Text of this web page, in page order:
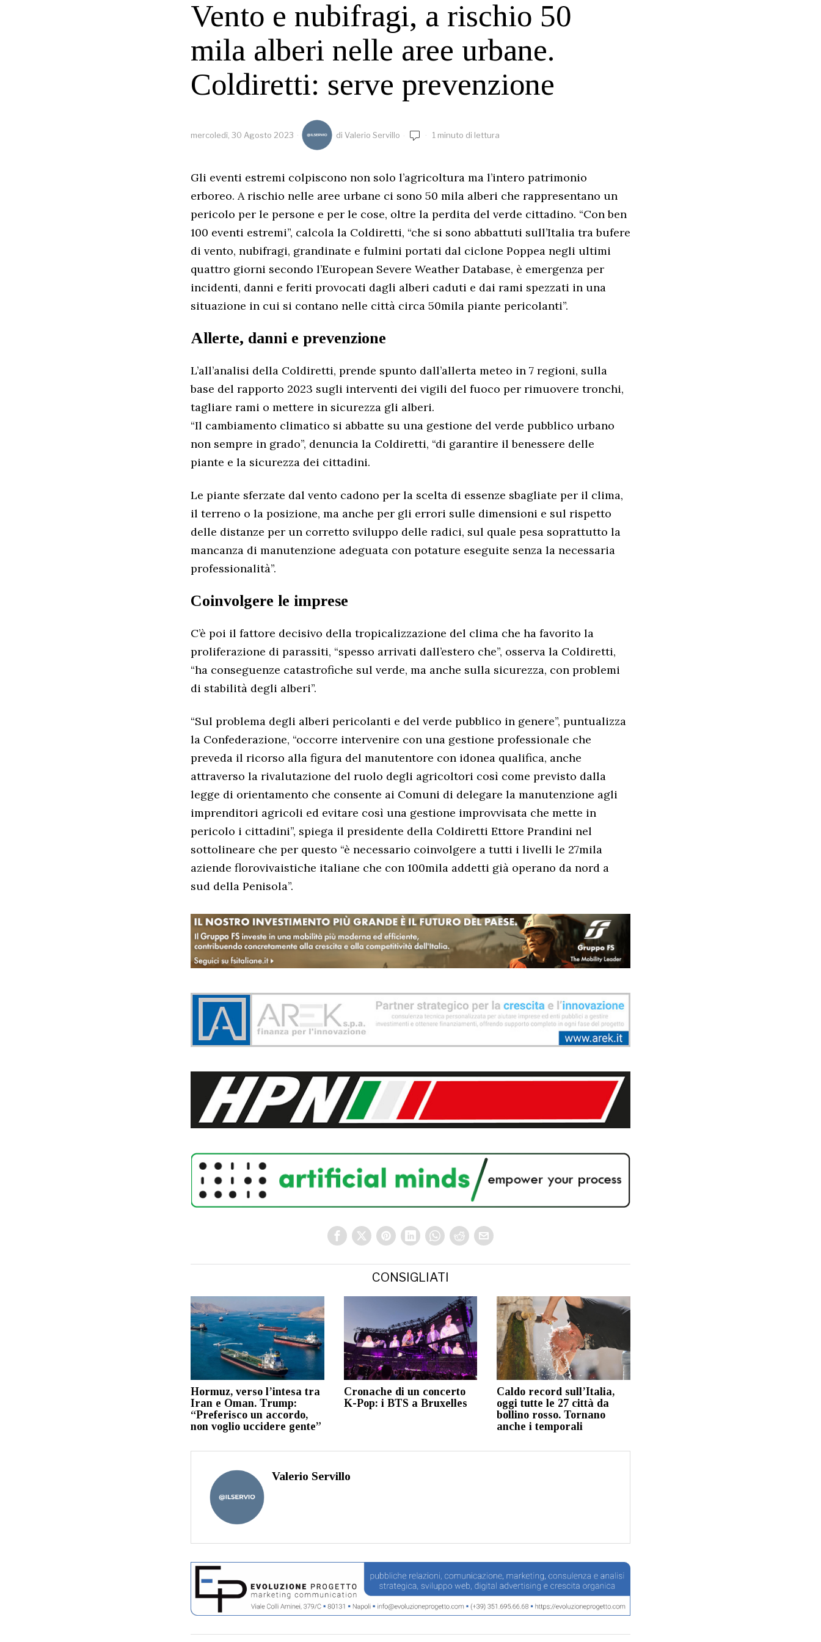
Vento e nubifragi, a rischio 50
mila alberi nelle aree urbane.
Coldiretti: serve prevenzione
mercoledì, 30 Agosto 2023 di Valerio Servillo 1 minuto di lettura
Gli eventi estremi colpiscono non solo l’agricoltura ma l’intero patrimonio
erboreo. A rischio nelle aree urbane ci sono 50 mila alberi che rappresentano un
pericolo per le persone e per le cose, oltre la perdita del verde cittadino. “Con ben
100 eventi estremi”, calcola la Coldiretti, “che si sono abbattuti sull’Italia tra bufere
di vento, nubifragi, grandinate e fulmini portati dal ciclone Poppea negli ultimi
quattro giorni secondo l’European Severe Weather Database, è emergenza per
incidenti, danni e feriti provocati dagli alberi caduti e dai rami spezzati in una
situazione in cui si contano nelle città circa 50mila piante pericolanti”.
Allerte, danni e prevenzione
L’all’analisi della Coldiretti, prende spunto dall’allerta meteo in 7 regioni, sulla
base del rapporto 2023 sugli interventi dei vigili del fuoco per rimuovere tronchi,
tagliare rami o mettere in sicurezza gli alberi.
“Il cambiamento climatico si abbatte su una gestione del verde pubblico urbano
non sempre in grado”, denuncia la Coldiretti, “di garantire il benessere delle
piante e la sicurezza dei cittadini.
Le piante sferzate dal vento cadono per la scelta di essenze sbagliate per il clima,
il terreno o la posizione, ma anche per gli errori sulle dimensioni e sul rispetto
delle distanze per un corretto sviluppo delle radici, sul quale pesa soprattutto la
mancanza di manutenzione adeguata con potature eseguite senza la necessaria
professionalità”.
Coinvolgere le imprese
C’è poi il fattore decisivo della tropicalizzazione del clima che ha favorito la
proliferazione di parassiti, “spesso arrivati dall’estero che”, osserva la Coldiretti,
“ha conseguenze catastrofiche sul verde, ma anche sulla sicurezza, con problemi
di stabilità degli alberi”.
“Sul problema degli alberi pericolanti e del verde pubblico in genere”, puntualizza
la Confederazione, “occorre intervenire con una gestione professionale che
preveda il ricorso alla figura del manutentore con idonea qualifica, anche
attraverso la rivalutazione del ruolo degli agricoltori così come previsto dalla
legge di orientamento che consente ai Comuni di delegare la manutenzione agli
imprenditori agricoli ed evitare così una gestione improvvisata che mette in
pericolo i cittadini”, spiega il presidente della Coldiretti Ettore Prandini nel
sottolineare che per questo “è necessario coinvolgere a tutti i livelli le 27mila
aziende florovivaistiche italiane che con 100mila addetti già operano da nord a
sud della Penisola”.
CONSIGLIATI
Hormuz, verso l’intesa tra
Iran e Oman. Trump:
“Preferisco un accordo,
non voglio uccidere gente”
Cronache di un concerto
K-Pop: i BTS a Bruxelles
Caldo record sull’Italia,
oggi tutte le 27 città da
bollino rosso. Tornano
anche i temporali
Valerio Servillo